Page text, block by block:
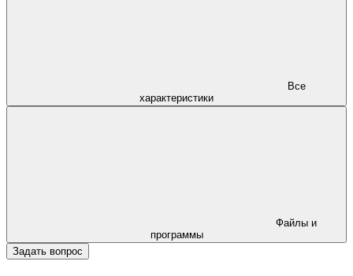
характеристики
программы
Задать вопрос